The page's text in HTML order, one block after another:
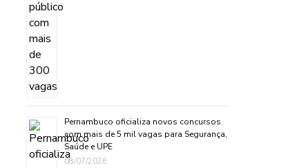
Pernambuco oficializa novos concursos
com mais de 5 mil vagas para Segurança,
Saúde e UPE
08/07/2026